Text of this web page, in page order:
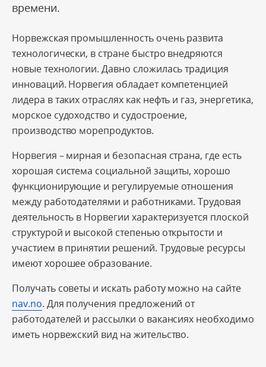
времени.
Норвежская промышленность очень развита
технологически, в стране быстро внедряются
новые технологии. Давно сложилась традиция
инноваций. Норвегия обладает компетенцией
лидера в таких отраслях как нефть и газ, энергетика,
морское судоходство и судостроение,
производство морепродуктов.
Норвегия – мирная и безопасная страна, где есть
хорошая система социальной защиты, хорошо
функционирующие и регулируемые отношения
между работодателями и работниками. Трудовая
деятельность в Норвегии характеризуется плоской
структурой и высокой степенью открытости и
участием в принятии решений. Трудовые ресурсы
имеют хорошее образование.
Получать советы и искать работу можно на сайте
nav.no. Для получения предложений от
работодателей и рассылки о вакансиях необходимо
иметь норвежский вид на жительство.